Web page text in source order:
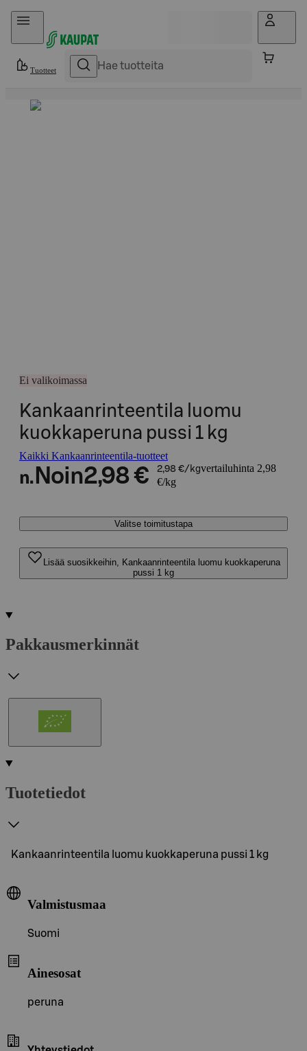
Hyppää sisältöön
Tuotteet
Ei valikoimassa
Kankaanrinteentila luomu
kuokkaperuna pussi 1 kg
Kaikki Kankaanrinteentila-tuotteet
n. Noin2,98 € 2,98 €/kgvertailuhinta 2,98
€/kg
Valitse toimitustapa
Lisää suosikkeihin, Kankaanrinteentila luomu kuokkaperuna
pussi 1 kg
Pakkausmerkinnät
Tuotetiedot
Kankaanrinteentila luomu kuokkaperuna pussi 1 kg
Valmistusmaa
Suomi
Ainesosat
peruna